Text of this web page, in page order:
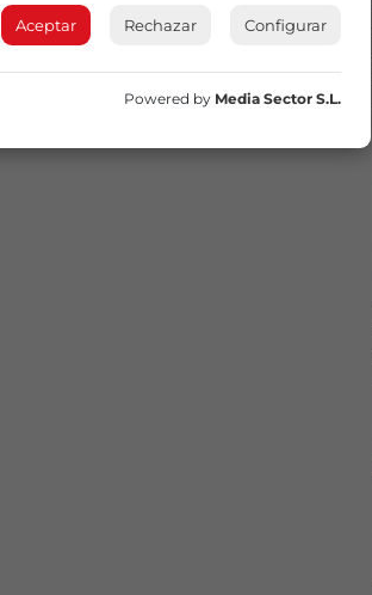
Aceptar Rechazar Configurar
Powered by Media Sector S.L.